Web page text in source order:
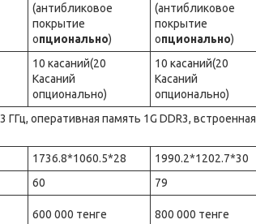
(антибликовое
покрытие
опционально)
(антибликовое
покрытие
опционально)
10 касаний(20
Касаний
опционально)
10 касаний(20
Касаний
опционально)
оперативная память 1G DDR3, встроенная
1736.8*1060.5*28
1990.2*1202.7*30
60
79
600 000 тенге 800 000 тенге